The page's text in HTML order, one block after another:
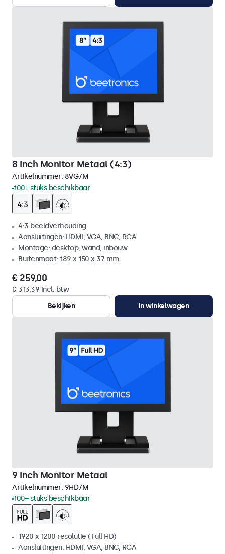
8 Inch Monitor Metaal (4:3)
Artikelnummer: 8VG7M
100+ stuks beschikbaar
4:3 beeldverhouding
Aansluitingen: HDMI, VGA, BNC, RCA
Montage: desktop, wand, inbouw
Buitenmaat: 189 x 150 x 37 mm
€ 259,00
€ 313,39 incl. btw
Bekijken
In winkelwagen
9 Inch Monitor Metaal
Artikelnummer: 9HD7M
100+ stuks beschikbaar
1920 x 1200 resolutie (Full HD)
Aansluitingen: HDMI, VGA, BNC, RCA